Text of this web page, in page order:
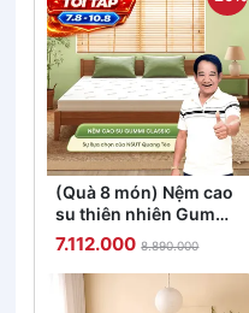
(Quà 8 món) Nệm cao
su thiên nhiên Gummi
Classic thế hệ mới dày
5/10/15cm
7.112.000 8.890.000